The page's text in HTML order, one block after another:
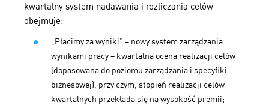
kwartalny system nadawania i rozliczania celów
obejmuje:
„Płacimy za wyniki” – nowy system zarządzania
wynikami pracy – kwartalna ocena realizacji celów
(dopasowana do poziomu zarządzania i specyfiki
biznesowej), przy czym, stopień realizacji celów
kwartalnych przekłada się na wysokość premii;